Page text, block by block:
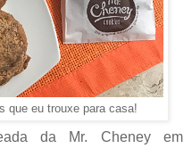
que eu trouxe para casa!
da Mr. Cheney em